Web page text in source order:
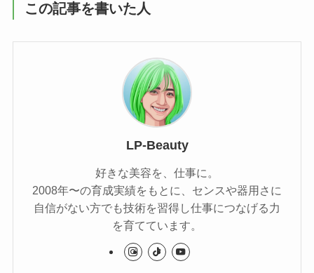
この記事を書いた人
LP-Beauty
好きな美容を、仕事に。
2008年〜の育成実績をもとに、センスや器用さに
自信がない方でも技術を習得し仕事につなげる力
を育てています。